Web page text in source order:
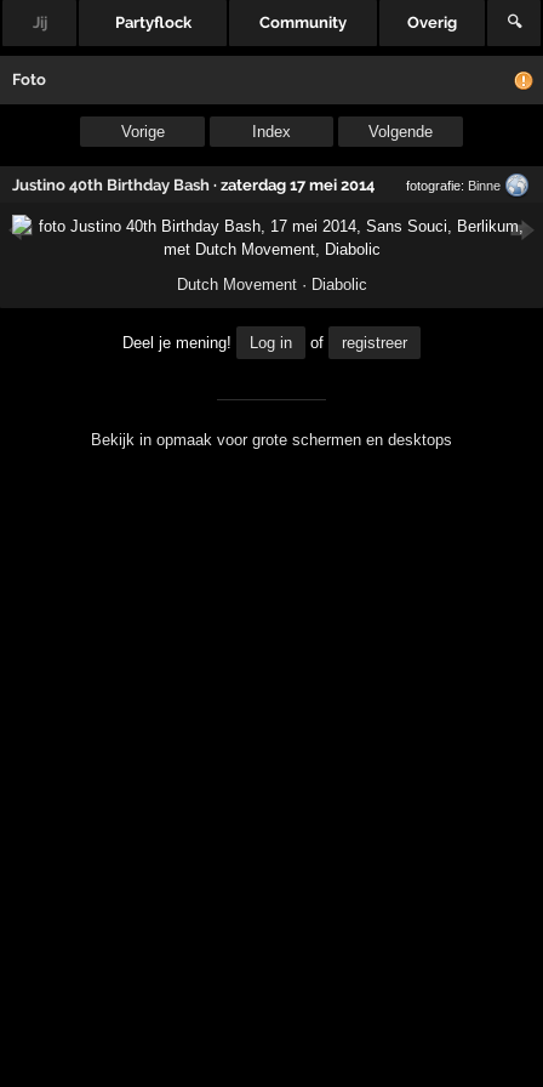
Jij Partyflock Community Overig 🔍
Foto
Vorige Index Volgende
Justino 40th Birthday Bash ·zaterdag 17 mei 2014 fotografie: Binne
Dutch Movement· Diabolic
Deel je mening! Log in of registreer
Bekijk in opmaak voor grote schermen en desktops